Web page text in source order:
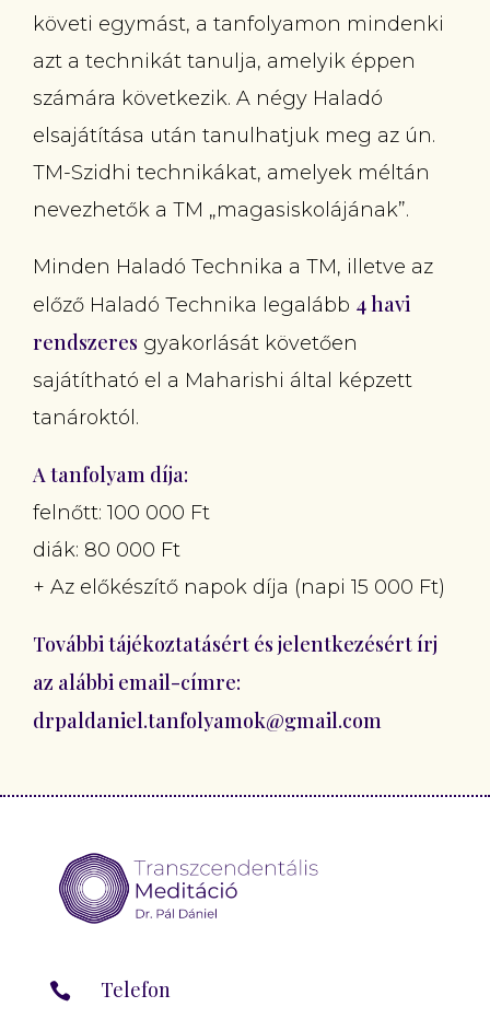
követi egymást, a tanfolyamon mindenki
azt a technikát tanulja, amelyik éppen
számára következik. A négy Haladó
elsajátítása után tanulhatjuk meg az ún.
TM-Szidhi technikákat, amelyek méltán
nevezhetők a TM „magasiskolájának”.
Minden Haladó Technika a TM, illetve az
előző Haladó Technika legalább 4 havi
rendszeres gyakorlását követően
sajátítható el a Maharishi által képzett
tanároktól.
A tanfolyam díja:
felnőtt: 100 000 Ft
diák: 80 000 Ft
+ Az előkészítő napok díja (napi 15 000 Ft)
További tájékoztatásért és jelentkezésért írj
az alábbi email-címre:
drpaldaniel.tanfolyamok@gmail.com
 Telefon